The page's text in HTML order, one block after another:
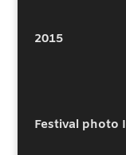
2015
Festival photo